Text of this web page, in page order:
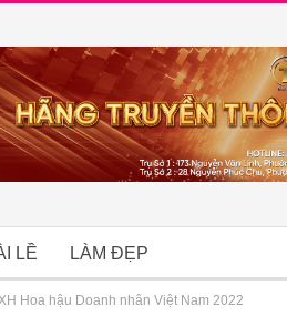
LỀ LÀM ĐẸP
Hoa hậu Doanh nhân Việt Nam 2022